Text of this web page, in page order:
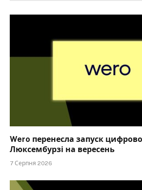
Wero перенесла запуск
Люксембурзі на вересень
7 Серпня 2026